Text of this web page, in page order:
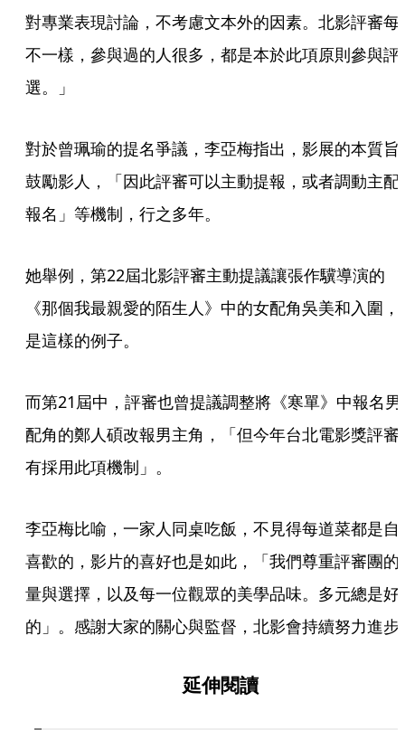
對專業表現討論，不考慮文本外的因素。北影評審每
不一樣，參與過的人很多，都是本於此項原則參與評
選。」
對於曾珮瑜的提名爭議，李亞梅指出，影展的本質旨
鼓勵影人，「因此評審可以主動提報，或者調動主配
報名」等機制，行之多年。
她舉例，第22屆北影評審主動提議讓張作驥導演的
《那個我最親愛的陌生人》中的女配角吳美和入圍，
是這樣的例子。
而第21屆中，評審也曾提議調整將《寒單》中報名男
配角的鄭人碩改報男主角，「但今年台北電影獎評審
有採用此項機制」。
李亞梅比喻，一家人同桌吃飯，不見得每道菜都是自
喜歡的，影片的喜好也是如此，「我們尊重評審團的
量與選擇，以及每一位觀眾的美學品味。多元總是好
的」。感謝大家的關心與監督，北影會持續努力進步
延伸閱讀